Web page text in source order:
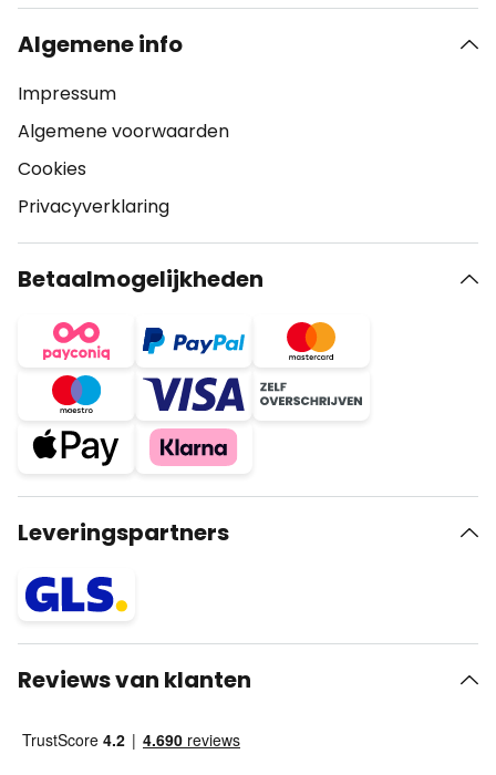
Algemene info
Impressum
Algemene voorwaarden
Cookies
Privacyverklaring
Betaalmogelijkheden
Leveringspartners
Reviews van klanten